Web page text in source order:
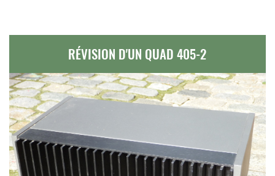
RÉVISION D'UN QUAD 405-2